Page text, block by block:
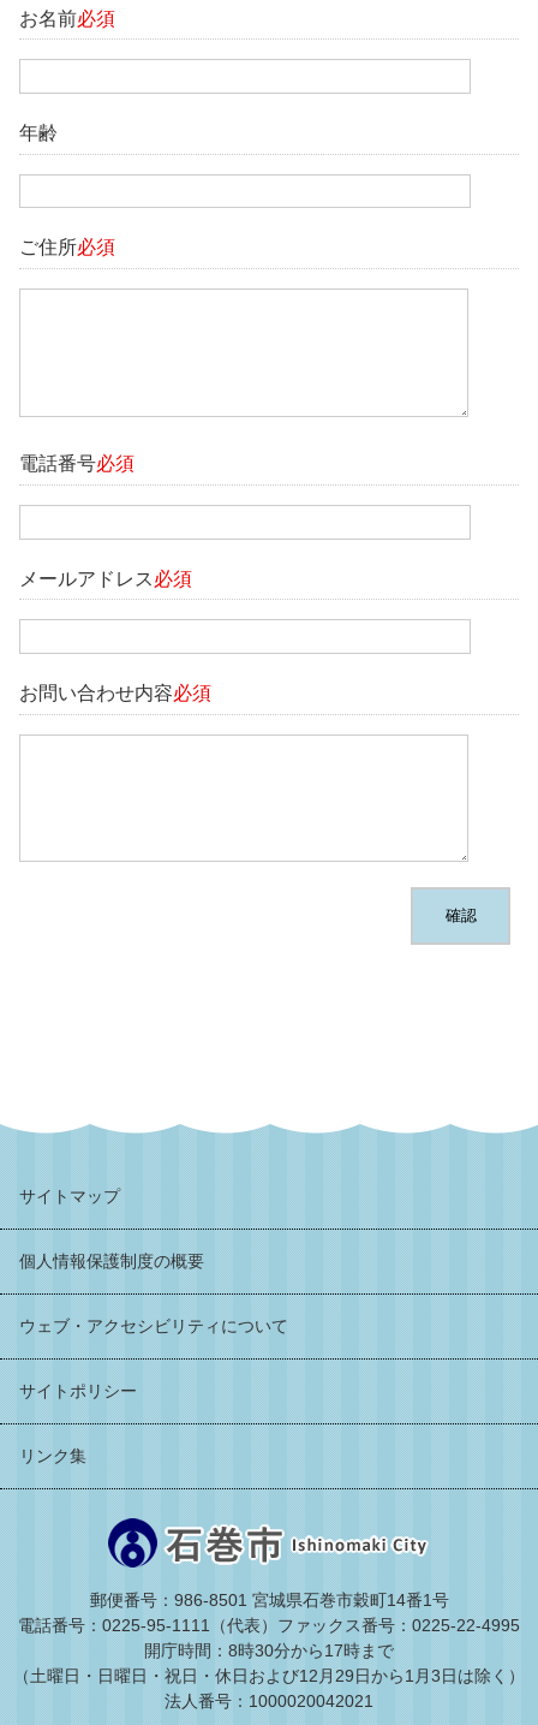
お名前必須
年齢
ご住所必須
電話番号必須
メールアドレス必須
お問い合わせ内容必須
サイトマップ
個人情報保護制度の概要
ウェブ・アクセシビリティについて
サイトポリシー
リンク集
郵便番号：986-8501 宮城県石巻市穀町14番1号
電話番号：0225-95-1111（代表） ファックス番号：0225-22-4995
開庁時間：8時30分から17時まで
（土曜日・日曜日・祝日・休日および12月29日から1月3日は除く）
法人番号：1000020042021